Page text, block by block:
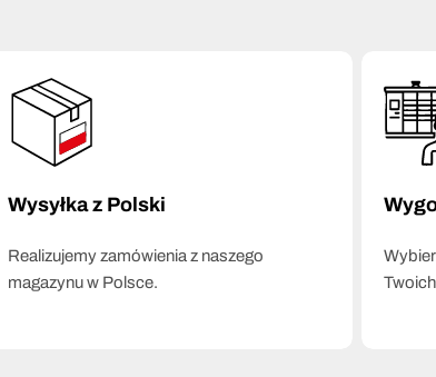
Wysyłka z Polski
Realizujemy zamówienia z naszego
magazynu w Polsce.